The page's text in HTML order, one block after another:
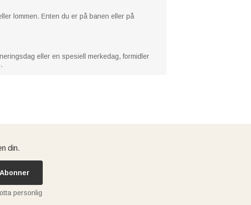
lommen. Enten du er på banen eller på
eller en spesiell merkedag, formidler
din.
Abonner
personlig